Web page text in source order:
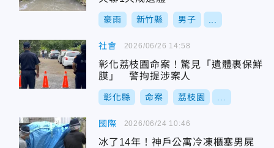
豪雨 新竹縣 男子
社會
彰化荔枝園命案！驚見「遺體裹保鮮
膜」 警拘提涉案人
彰化縣 命案 荔枝園
2026/06/26 14:58
國際
冰了14年！神戶公寓冷凍櫃塞男屍
2026/06/24 10:46